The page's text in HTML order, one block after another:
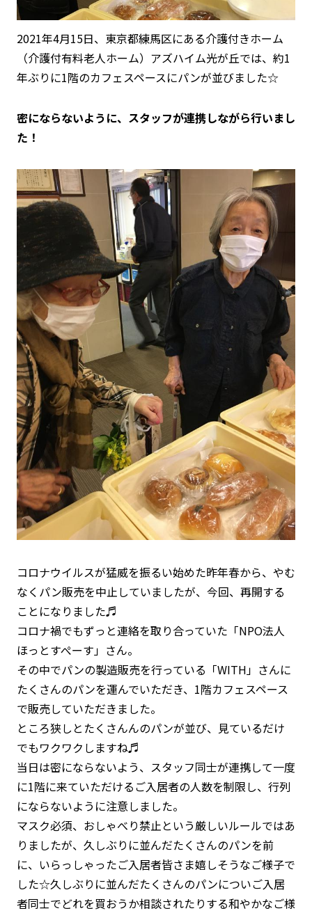
2021年4月15日、東京都練馬区にある介護付きホーム
（介護付有料老人ホーム）アズハイム光が丘では、約1
年ぶりに1階のカフェスペースにパンが並びました☆
密にならないように、スタッフが連携しながら行いまし
た！
コロナウイルスが猛威を振るい始めた昨年春から、やむ
なくパン販売を中止していましたが、今回、再開する
ことになりました♬
コロナ禍でもずっと連絡を取り合っていた「NPO法人
ほっとすぺーす」さん。
その中でパンの製造販売を行っている「WITH」さんに
たくさんのパンを運んでいただき、1階カフェスペース
で販売していただきました。
ところ狭しとたくさんんのパンが並び、見ているだけ
でもワクワクしますね♬
当日は密にならないよう、スタッフ同士が連携して一度
に1階に来ていただけるご入居者の人数を制限し、行列
にならないように注意しました。
マスク必須、おしゃべり禁止という厳しいルールではあ
りましたが、久しぶりに並んだたくさんのパンを前
に、いらっしゃったご入居者皆さま嬉しそうなご様子で
した☆久しぶりに並んだたくさんのパンについご入居
者同士でどれを買おうか相談されたりする和やかなご様